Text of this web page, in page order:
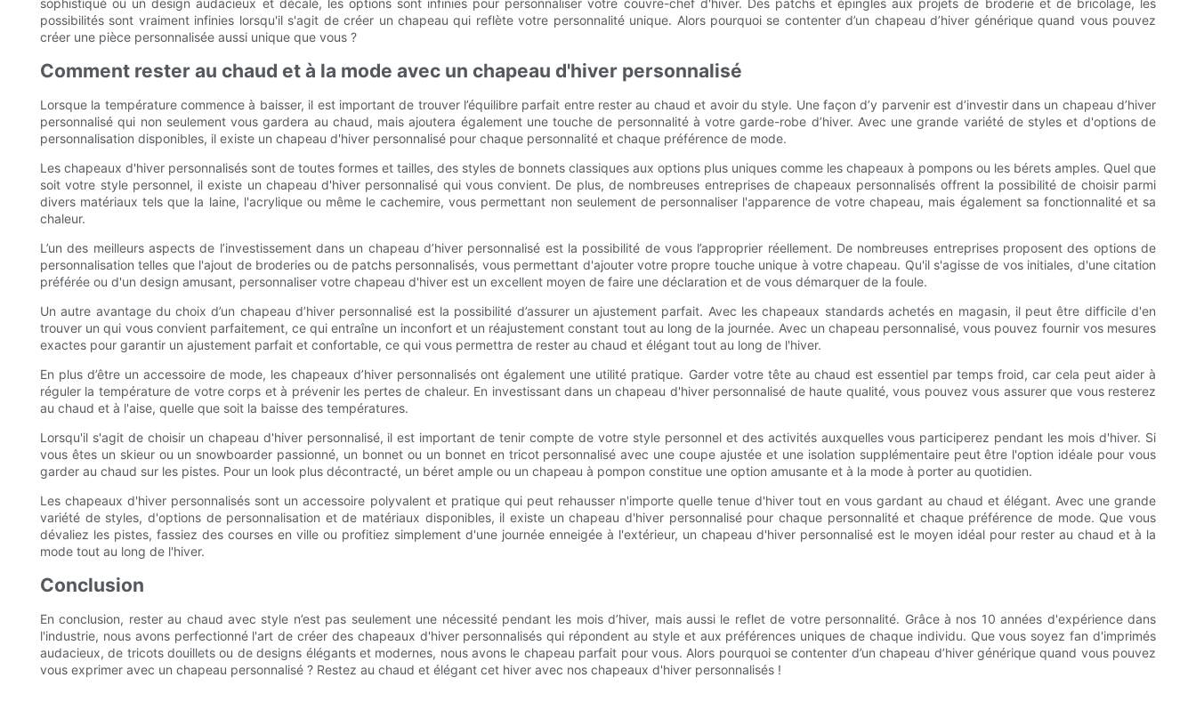
sophistiqué ou un design audacieux et décalé, les options sont infinies pour personnaliser votre couvre-chef d'hiver. Des patchs et épingles aux projets de broderie et de bricolage, les
possibilités sont vraiment infinies lorsqu'il s'agit de créer un chapeau qui reflète votre personnalité unique. Alors pourquoi se contenter d’un chapeau d’hiver générique quand vous pouvez
créer une pièce personnalisée aussi unique que vous ?
Comment rester au chaud et à la mode avec un chapeau d'hiver personnalisé
Lorsque la température commence à baisser, il est important de trouver l’équilibre parfait entre rester au chaud et avoir du style. Une façon d’y parvenir est d’investir dans un chapeau d’hiver
personnalisé qui non seulement vous gardera au chaud, mais ajoutera également une touche de personnalité à votre garde-robe d’hiver. Avec une grande variété de styles et d'options de
personnalisation disponibles, il existe un chapeau d'hiver personnalisé pour chaque personnalité et chaque préférence de mode.
Les chapeaux d'hiver personnalisés sont de toutes formes et tailles, des styles de bonnets classiques aux options plus uniques comme les chapeaux à pompons ou les bérets amples. Quel que
soit votre style personnel, il existe un chapeau d'hiver personnalisé qui vous convient. De plus, de nombreuses entreprises de chapeaux personnalisés offrent la possibilité de choisir parmi
divers matériaux tels que la laine, l'acrylique ou même le cachemire, vous permettant non seulement de personnaliser l'apparence de votre chapeau, mais également sa fonctionnalité et sa
chaleur.
L’un des meilleurs aspects de l’investissement dans un chapeau d’hiver personnalisé est la possibilité de vous l’approprier réellement. De nombreuses entreprises proposent des options de
personnalisation telles que l'ajout de broderies ou de patchs personnalisés, vous permettant d'ajouter votre propre touche unique à votre chapeau. Qu'il s'agisse de vos initiales, d'une citation
préférée ou d'un design amusant, personnaliser votre chapeau d'hiver est un excellent moyen de faire une déclaration et de vous démarquer de la foule.
Un autre avantage du choix d’un chapeau d’hiver personnalisé est la possibilité d’assurer un ajustement parfait. Avec les chapeaux standards achetés en magasin, il peut être difficile d'en
trouver un qui vous convient parfaitement, ce qui entraîne un inconfort et un réajustement constant tout au long de la journée. Avec un chapeau personnalisé, vous pouvez fournir vos mesures
exactes pour garantir un ajustement parfait et confortable, ce qui vous permettra de rester au chaud et élégant tout au long de l'hiver.
En plus d’être un accessoire de mode, les chapeaux d’hiver personnalisés ont également une utilité pratique. Garder votre tête au chaud est essentiel par temps froid, car cela peut aider à
réguler la température de votre corps et à prévenir les pertes de chaleur. En investissant dans un chapeau d'hiver personnalisé de haute qualité, vous pouvez vous assurer que vous resterez
au chaud et à l'aise, quelle que soit la baisse des températures.
Lorsqu'il s'agit de choisir un chapeau d'hiver personnalisé, il est important de tenir compte de votre style personnel et des activités auxquelles vous participerez pendant les mois d'hiver. Si
vous êtes un skieur ou un snowboarder passionné, un bonnet ou un bonnet en tricot personnalisé avec une coupe ajustée et une isolation supplémentaire peut être l'option idéale pour vous
garder au chaud sur les pistes. Pour un look plus décontracté, un béret ample ou un chapeau à pompon constitue une option amusante et à la mode à porter au quotidien.
Les chapeaux d'hiver personnalisés sont un accessoire polyvalent et pratique qui peut rehausser n'importe quelle tenue d'hiver tout en vous gardant au chaud et élégant. Avec une grande
variété de styles, d'options de personnalisation et de matériaux disponibles, il existe un chapeau d'hiver personnalisé pour chaque personnalité et chaque préférence de mode. Que vous
dévaliez les pistes, fassiez des courses en ville ou profitiez simplement d'une journée enneigée à l'extérieur, un chapeau d'hiver personnalisé est le moyen idéal pour rester au chaud et à la
mode tout au long de l'hiver.
Conclusion
En conclusion, rester au chaud avec style n’est pas seulement une nécessité pendant les mois d’hiver, mais aussi le reflet de votre personnalité. Grâce à nos 10 années d'expérience dans
l'industrie, nous avons perfectionné l'art de créer des chapeaux d'hiver personnalisés qui répondent au style et aux préférences uniques de chaque individu. Que vous soyez fan d'imprimés
audacieux, de tricots douillets ou de designs élégants et modernes, nous avons le chapeau parfait pour vous. Alors pourquoi se contenter d’un chapeau d’hiver générique quand vous pouvez
vous exprimer avec un chapeau personnalisé ? Restez au chaud et élégant cet hiver avec nos chapeaux d'hiver personnalisés !